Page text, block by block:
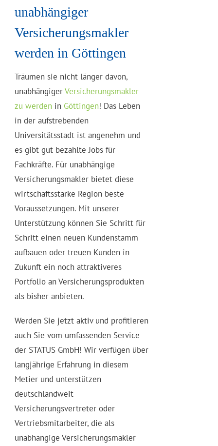
unabhängiger
Versicherungsmakler
werden in Göttingen
Träumen sie nicht länger davon,
unabhängigerVersicherungsmakler
zu werden in Göttingen! Das Leben
in der aufstrebenden
Universitätsstadt ist angenehm und
es gibt gut bezahlte Jobs für
Fachkräfte. Für unabhängige
Versicherungsmakler bietet diese
wirtschaftsstarke Region beste
Voraussetzungen. Mit unserer
Unterstützung können Sie Schritt für
Schritt einen neuen Kundenstamm
aufbauen oder treuen Kunden in
Zukunft ein noch attraktiveres
Portfolio an Versicherungsprodukten
als bisher anbieten.
Werden Sie jetzt aktiv und profitieren
auch Sie vom umfassenden Service
der STATUS GmbH! Wir verfügen über
langjährige Erfahrung in diesem
Metier und unterstützen
deutschlandweit
Versicherungsvertreter oder
Vertriebsmitarbeiter, die als
unabhängige Versicherungsmakler